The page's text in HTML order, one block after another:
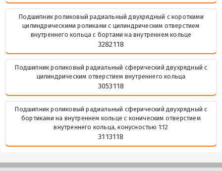
Подшипник роликовый радиальный двухрядный с короткими
цилиндрическими роликами с цилиндрическим отверстием
внутреннего кольца с бортами на внутреннем кольце
3282118
Подшипник роликовый радиальный сферический двухрядный с
цилиндрическим отверстием внутреннего кольца
3053118
Подшипник роликовый радиальный сферический двухрядный с
бортиками на внутреннем кольце с коническим отверстием
внутреннего кольца, конусностью 1:12
3113118